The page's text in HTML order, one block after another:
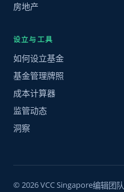
房地产
设立与工具
如何设立基金
基金管理牌照
成本计算器
监管动态
洞察
© 2026 VCC Singapore编辑团队